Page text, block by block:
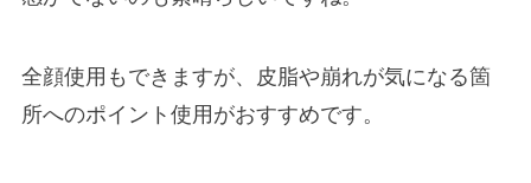
全顔使用もできますが、皮脂や崩れが気になる箇
所へのポイント使用がおすすめです。